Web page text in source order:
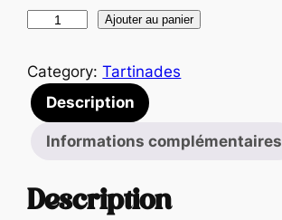
a
n
t
é
d
Ajouter au panier
Category:Tartinades
Description
Informations complémentaires
Description